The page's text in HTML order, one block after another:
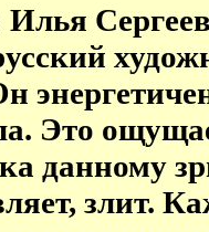
Это
данному
злит.